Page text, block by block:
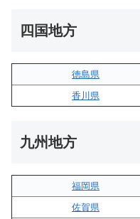
四国地方
徳島県
香川県
九州地方
福岡県
佐賀県